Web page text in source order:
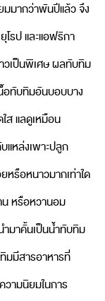
มากว่าพันปีแล้ว จึง
โรป และแอฟริกา
วเป็นพิเศษ ผลทับทิม
อทับทิมอันบอบบาง
ส แลดูเหมือน
หล่งเพาะปลูก
หรือหนาวมากเท่าใด
น หรือหวานอม
มาคั้นเป็นน้ำทับทิม
มมีสารอาหารที่
วามนิยมในการ